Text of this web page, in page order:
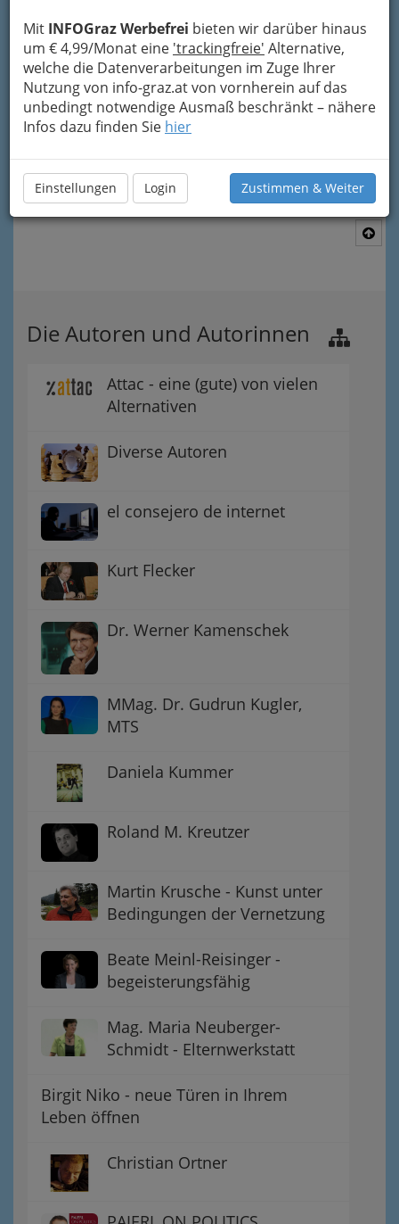
Mit INFOGraz Werbefrei bieten wir darüber hinaus
um € 4,99/Monat eine 'trackingfreie' Alternative,
welche die Datenverarbeitungen im Zuge Ihrer
Nutzung von info-graz.at von vornherein auf das
unbedingt notwendige Ausmaß beschränkt – nähere
Infos dazu finden Sie hier
Einstellungen Login Zustimmen & Weiter
Die Autoren und Autorinnen
Attac - eine (gute) von vielen
Alternativen
Diverse Autoren
el consejero de internet
Kurt Flecker
Dr. Werner Kamenschek
MMag. Dr. Gudrun Kugler,
MTS
Daniela Kummer
Roland M. Kreutzer
Martin Krusche - Kunst unter
Bedingungen der Vernetzung
Beate Meinl-Reisinger -
begeisterungsfähig
Mag. Maria Neuberger-
Schmidt - Elternwerkstatt
Birgit Niko - neue Türen in Ihrem
Leben öffnen
Christian Ortner